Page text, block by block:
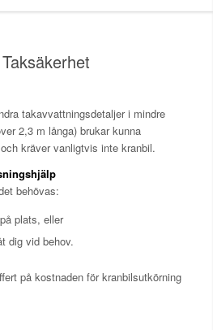
takavvattningsdetaljer i mindre
2,3 m långa) brukar kunna
kräver vanligtvis inte kranbil.
behövas:
plats, eller
dig vid behov.
på kostnaden för kranbilsutkörning